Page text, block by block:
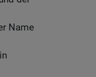
Name